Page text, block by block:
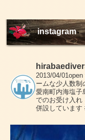
instagram
2013/04/01open
ームな少人数制
愛南町内海塩子
でのお受け入れ
併設しています